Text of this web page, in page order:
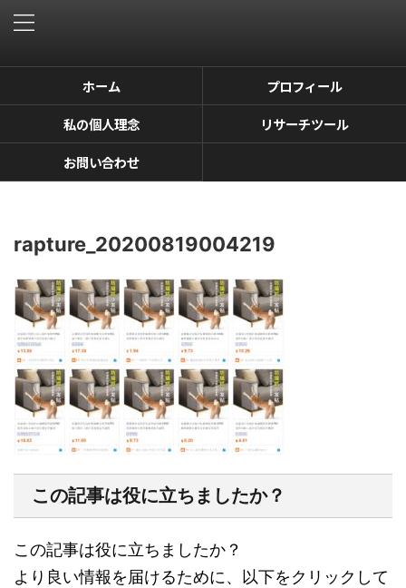
ホーム
プロフィール
私の個人理念
リサーチツール
お問い合わせ
rapture_20200819004219
この記事は役に立ちましたか？
この記事は役に立ちましたか？
より良い情報を届けるために、以下をクリックして